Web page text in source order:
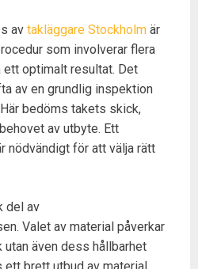
av takläggare Stockholm är
som involverar flera
optimalt resultat. Det
av en grundlig inspektion
bedöms takets skick,
av utbyte. Ett
nödvändigt för att välja rätt
del av
Valet av material påverkar
även dess hållbarhet